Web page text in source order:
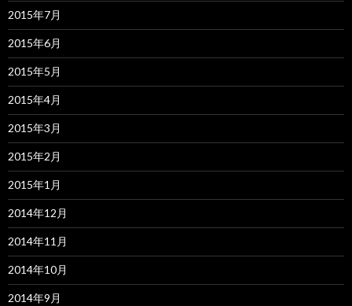
2015年7月
2015年6月
2015年5月
2015年4月
2015年3月
2015年2月
2015年1月
2014年12月
2014年11月
2014年10月
2014年9月